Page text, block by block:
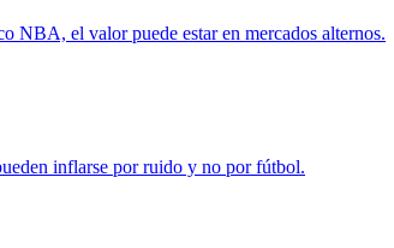
NBA, el valor puede estar en mercados alternos.
inflarse por ruido y no por fútbol.